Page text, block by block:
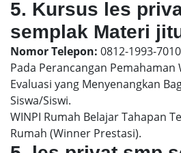
5. Kursus les
semplak Materi
Nomor Telepon: 0812-1993-
Pada Perancangan Pemahaman
Evaluasi yang Menyenangkan
Siswa/Siswi.
WINPI Rumah Belajar Tahapan
Rumah (Winner Prestasi).